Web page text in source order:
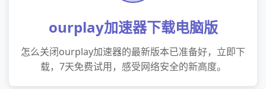
ourplay加速器下载电脑版
怎么关闭ourplay加速器的最新版本已准备好，立即下
载，7天免费试用，感受网络安全的新高度。